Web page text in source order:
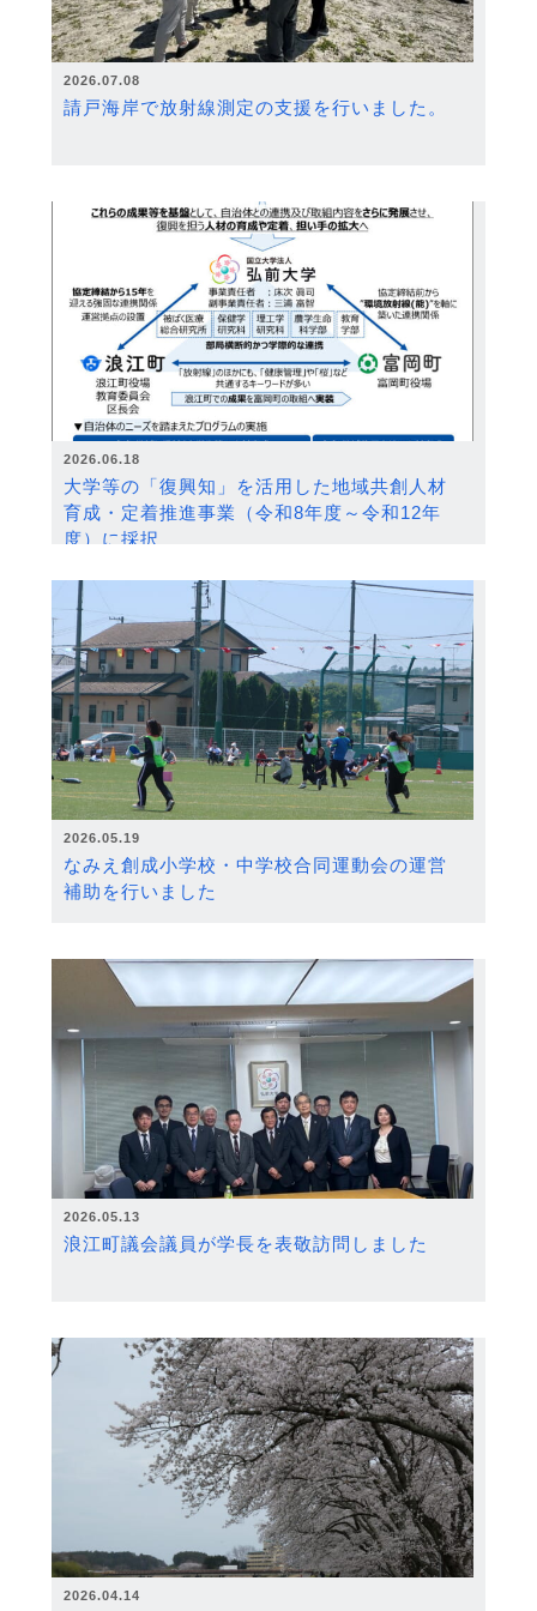
2026.07.08
請戸海岸で放射線測定の支援を行いました。
2026.06.18
大学等の「復興知」を活用した地域共創人材
育成・定着推進事業（令和8年度～令和12年
度）に採択
2026.05.19
なみえ創成小学校・中学校合同運動会の運営
補助を行いました
2026.05.13
浪江町議会議員が学長を表敬訪問しました
2026.04.14